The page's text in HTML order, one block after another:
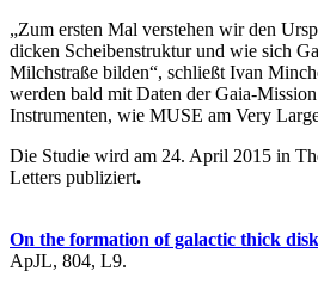
„Zum ersten Mal verstehen wir den
dicken Scheibenstruktur und wie sich
Milchstraße bilden“, schließt Ivan
werden bald mit Daten der Gaia-
Instrumenten, wie MUSE am Very
Die Studie wird am 24. April 2015 in
Letters publiziert.
On the formation of galactic thick
ApJL, 804, L9.